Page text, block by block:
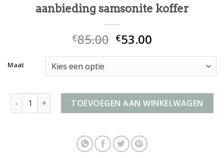
aanbieding samsonite koffer
€85.00 €53.00
Maat
aanbieding samsonite koffer aantal
TOEVOEGEN AAN WINKELWAGEN